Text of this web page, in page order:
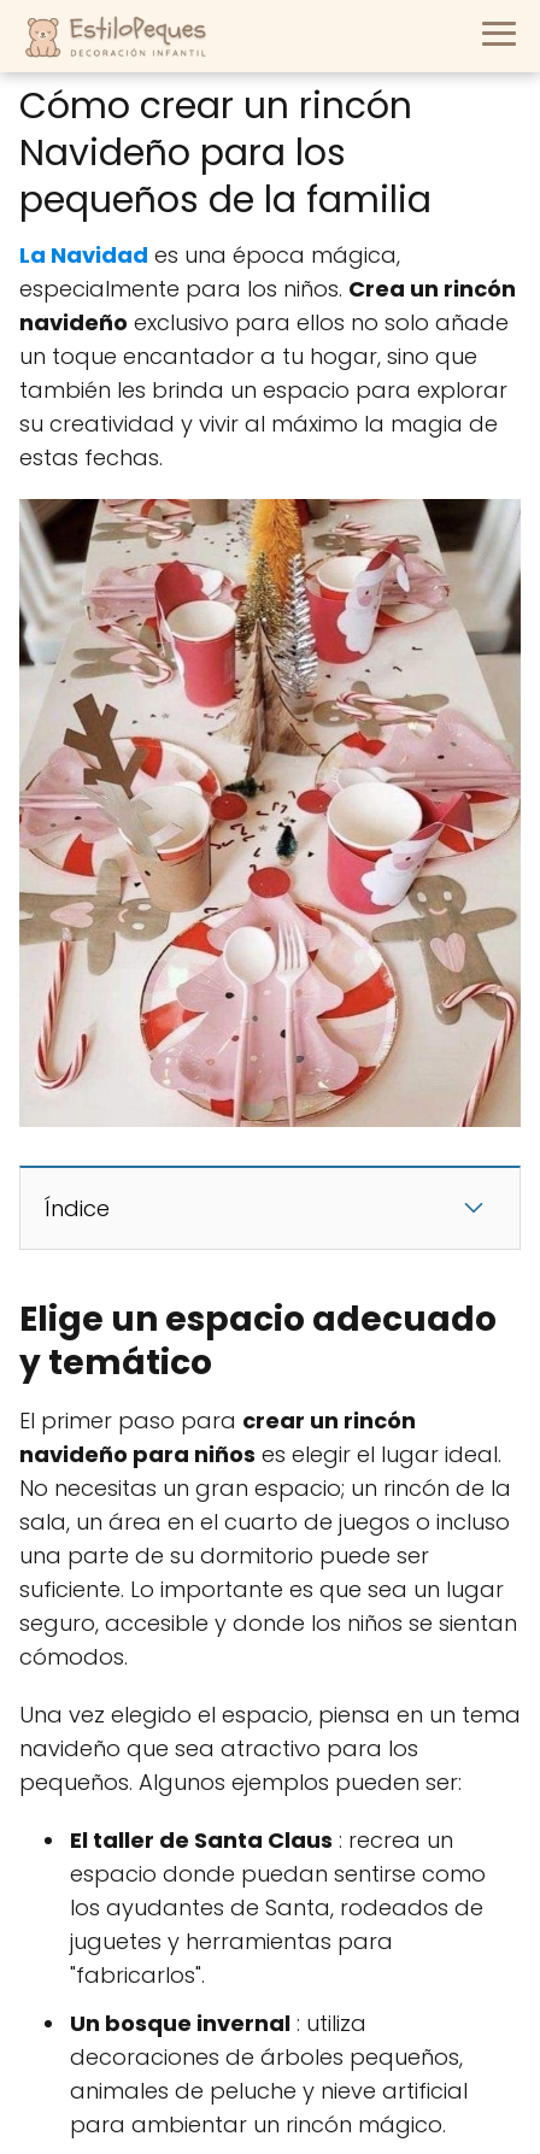
Cómo crear un rincón
Navideño para los
pequeños de la familia
La Navidad es una época mágica,
especialmente para los niños. Crea un rincón
navideño exclusivo para ellos no solo añade
un toque encantador a tu hogar, sino que
también les brinda un espacio para explorar
su creatividad y vivir al máximo la magia de
estas fechas.
Índice
Elige un espacio adecuado
y temático
El primer paso para crear un rincón
navideño para niños es elegir el lugar ideal.
No necesitas un gran espacio; un rincón de la
sala, un área en el cuarto de juegos o incluso
una parte de su dormitorio puede ser
suficiente. Lo importante es que sea un lugar
seguro, accesible y donde los niños se sientan
cómodos.
Una vez elegido el espacio, piensa en un tema
navideño que sea atractivo para los
pequeños. Algunos ejemplos pueden ser:
El taller de Santa Claus : recrea un
espacio donde puedan sentirse como
los ayudantes de Santa, rodeados de
juguetes y herramientas para
"fabricarlos".
Un bosque invernal : utiliza
decoraciones de árboles pequeños,
animales de peluche y nieve artificial
para ambientar un rincón mágico.